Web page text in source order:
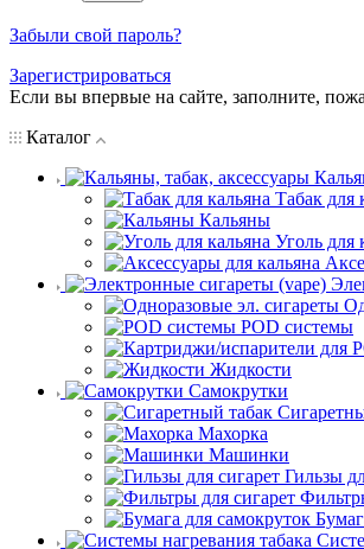
Забыли свой пароль?
Зарегистрироваться
Если вы впервые на сайте, заполните,
Каталог
Табак для
Кальяны
Уголь для
POD системы
Жидкости
Самокрутки
Махорка
Машинки
Гильзы